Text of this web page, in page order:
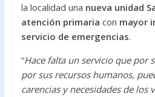
la localidad una nueva unidad
atención primaria con mayor
servicio de emergencias.
“Hace falta un servicio que por
por sus recursos humanos,
carencias y necesidades de los